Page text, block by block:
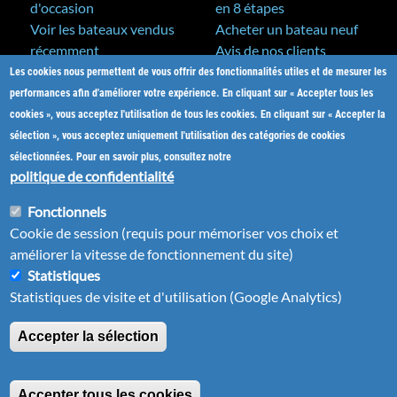
Les cookies nous permettent de vous offrir des fonctionnalités utiles et de mesurer les
performances afin d'améliorer votre expérience. En cliquant sur « Accepter tous les
cookies », vous acceptez l'utilisation de tous les cookies. En cliquant sur « Accepter la
sélection », vous acceptez uniquement l'utilisation des catégories de cookies
sélectionnées. Pour en savoir plus, consultez notre
politique de confidentialité
Fonctionnels
Cookie de session (requis pour mémoriser vos choix et
améliorer la vitesse de fonctionnement du site)
Statistiques
Statistiques de visite et d'utilisation (Google Analytics)
Accepter la sélection
d'occasion
Voir les bateaux vendus
récemment
en 8 étapes
Acheter un bateau neuf
Avis de nos clients
A&C Yacht Brokers
Actualités
Salons nautiques
Notre métier
L'équipe
Plan du site
Nous contacter
Bateaux neufs
Tous droits réservés
Site web réalisé en Martinique